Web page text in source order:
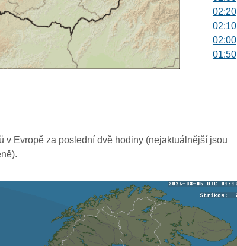
02:20
02:10
02:00
01:50
00:50
00:20
00:10
v Evropě za poslední dvě hodiny (nejaktuálnější jsou